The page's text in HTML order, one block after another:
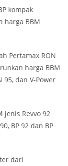
kompak
harga BBM
Pertamax RON
harga BBM
95, dan V-Power
jenis Revvo 92
BP 92 dan BP
dari